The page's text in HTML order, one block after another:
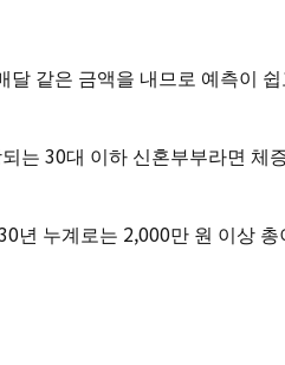
같은 금액을 내므로 예측이
는 30대 이하 신혼부부라면 체
년 누계로는 2,000만 원 이상 총